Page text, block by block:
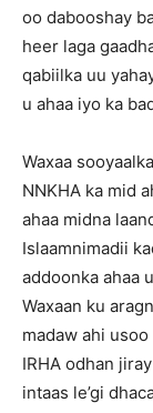
oo dabooshay
heer laga
qabiilka uu
u ahaa iyo ka
Waxaa
NNKHA ka mid
ahaa midna
Islaamnimadii
addoonka ahaa
Waxaan ku
madaw ahi
IRHA odhan
intaas le’gi